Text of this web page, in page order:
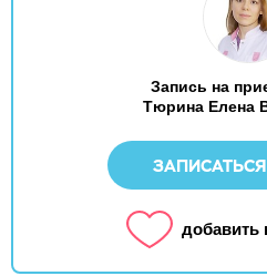
Запись на
Тюрина Елена
добавить